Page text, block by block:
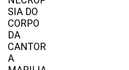
foram vazadas
divulgação de